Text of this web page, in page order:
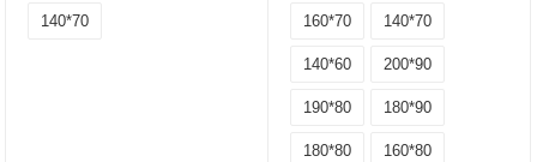
140*70 160*70 140*70
140*60 200*90
190*80 180*90
180*80 160*80